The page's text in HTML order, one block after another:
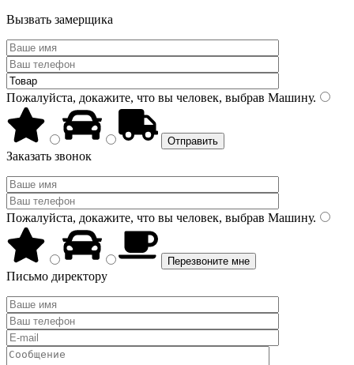
Вызвать замерщика
Пожалуйста, докажите, что вы человек, выбрав Машину.
Заказать звонок
Пожалуйста, докажите, что вы человек, выбрав Машину.
Письмо директору